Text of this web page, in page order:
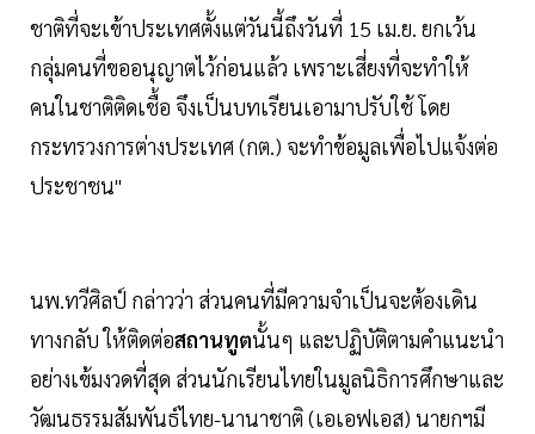
ชาติที่จะเข้าประเทศตั้งแต่วันนี้ถึงวันที่ 15 เม.ย. ยกเว้น
กลุ่มคนที่ขออนุญาตไว้ก่อนแล้ว เพราะเสี่ยงที่จะทำให้
คนในชาติติดเชื้อ จึงเป็นบทเรียนเอามาปรับใช้ โดย
กระทรวงการต่างประเทศ (กต.) จะทำข้อมูลเพื่อไปแจ้งต่อ
ประชาชน"
นพ.ทวีศิลป์ กล่าวว่า ส่วนคนที่มีความจำเป็นจะต้องเดิน
ทางกลับ ให้ติดต่อสถานทูตนั้นๆ และปฏิบัติตามคำแนะนำ
อย่างเข้มงวดที่สุด ส่วนนักเรียนไทยในมูลนิธิการศึกษาและ
วัฒนธรรมสัมพันธ์ไทย-นานาชาติ (เอเอฟเอส) นายกฯมี